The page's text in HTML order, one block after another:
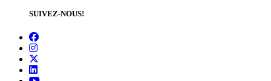
SUIVEZ-NOUS!